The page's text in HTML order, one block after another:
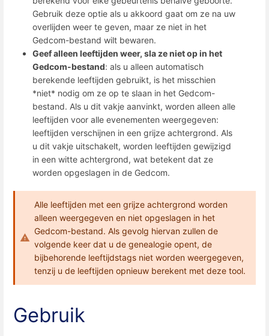
Gebruik deze optie als u akkoord gaat om ze na uw
overlijden weer te geven, maar ze niet in het
Gedcom-bestand wilt bewaren.
Geef alleen leeftijden weer, sla ze niet op in het
Gedcom-bestand: als u alleen automatisch
berekende leeftijden gebruikt, is het misschien
*niet* nodig om ze op te slaan in het Gedcom-
bestand. Als u dit vakje aanvinkt, worden alleen alle
leeftijden voor alle evenementen weergegeven:
leeftijden verschijnen in een grijze achtergrond. Als
u dit vakje uitschakelt, worden leeftijden gewijzigd
in een witte achtergrond, wat betekent dat ze
worden opgeslagen in de Gedcom.
Alle leeftijden met een grijze achtergrond worden
alleen weergegeven en niet opgeslagen in het
Gedcom-bestand. Als gevolg hiervan zullen de
volgende keer dat u de genealogie opent, de
bijbehorende leeftijdstags niet worden weergegeven,
tenzij u de leeftijden opnieuw berekent met deze tool.
Gebruik